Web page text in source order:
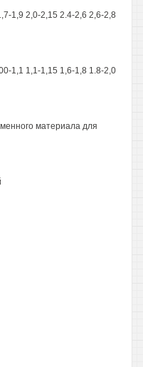
1,9 2,0-2,15 2.4-2,6 2,6-2,8
1,1 1,1-1,15 1,6-1,8 1.8-2,0
материала для